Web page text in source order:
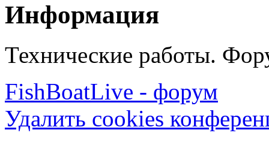
Информация
Технические работы.
FishBoatLive - форум
Удалить cookies